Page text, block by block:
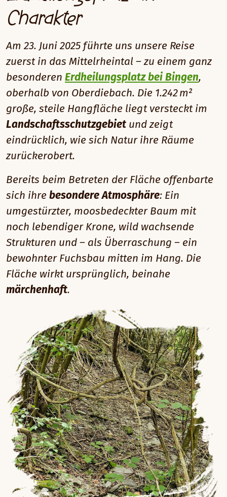
Charakter
Am 23. Juni 2025 führte uns unsere Reise
zuerst in das Mittelrheintal – zu einem ganz
besonderen Erdheilungsplatz bei Bingen,
oberhalb von Oberdiebach. Die 1.242 m²
große, steile Hangfläche liegt versteckt im
Landschaftsschutzgebiet und zeigt
eindrücklich, wie sich Natur ihre Räume
zurückerobert.
Bereits beim Betreten der Fläche offenbarte
sich ihre besondere Atmosphäre: Ein
umgestürzter, moosbedeckter Baum mit
noch lebendiger Krone, wild wachsende
Strukturen und – als Überraschung – ein
bewohnter Fuchsbau mitten im Hang. Die
Fläche wirkt ursprünglich, beinahe
märchenhaft.